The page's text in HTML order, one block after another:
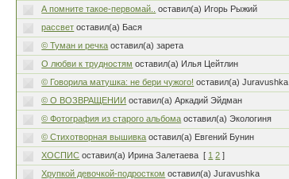
А помните такое-первомай..
оставил(а) Игорь Рыжий
рассвет оставил(а) Бася
© Туман и речка оставил(а) зарета
О любви к трудностям оставил(а) Илья Цейтлин
© Говорила матушка: не бери чужого! оставил(а) Juravushka
© О ВОЗВРАЩЕНИИ оставил(а) Аркадий Эйдман
© Фотография из старого альбома оставил(а) Экологиня
© Стихотворная вышивка оставил(а) Евгений Бунин
ХОСПИС оставил(а) Ирина Залетаева [ 1 2 ]
Хрупкой девочкой-подростком оставил(а) Juravushka